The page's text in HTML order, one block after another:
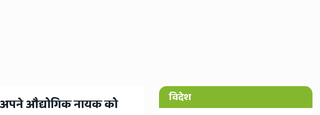
अपने औद्योगिक नायक को
विदेश